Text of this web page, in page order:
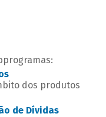
dos produtos
de Dívidas